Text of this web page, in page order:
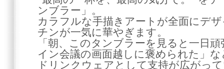
ンブラー」。
カラフルな手描きアートが全面にデ
チンが一気に華やぎます。
「朝、このタンブラーを見ると一日
イン会議の画面越しに褒められた」
ドリンクウェアとして支持が広がっ